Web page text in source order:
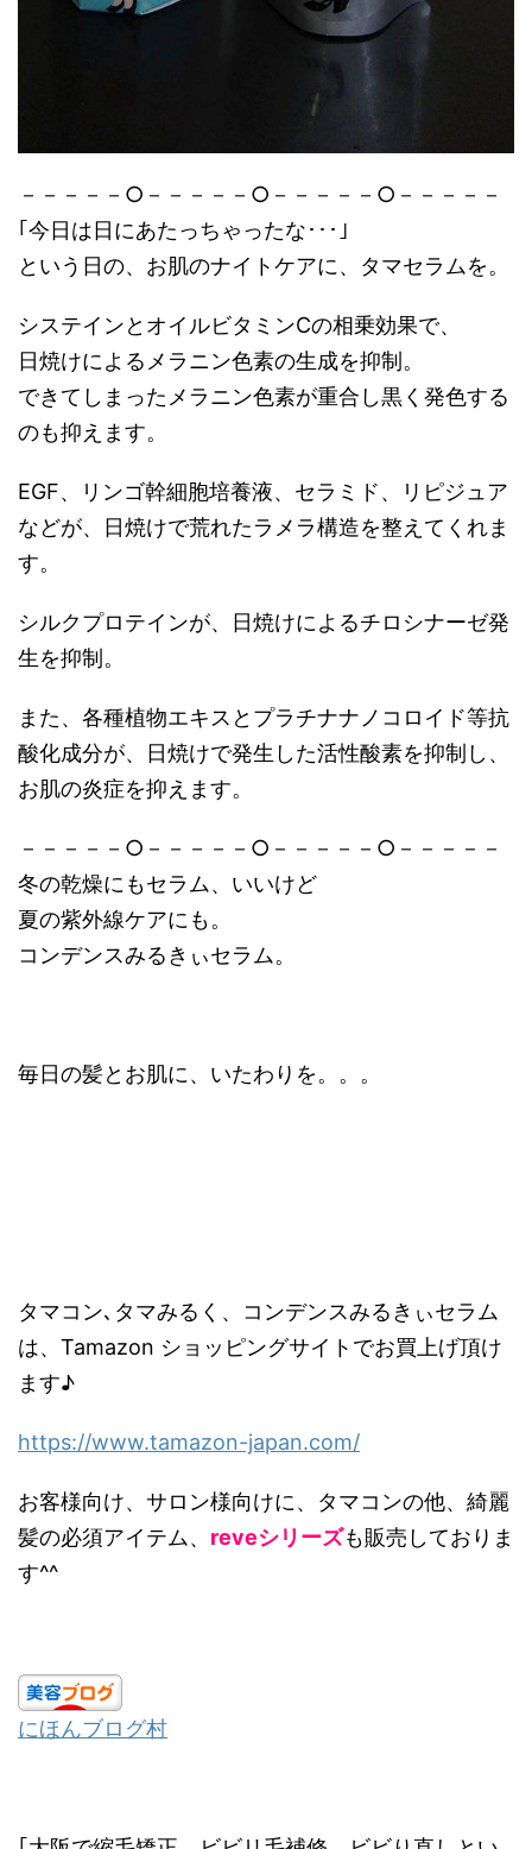
－－－－－○－－－－－○－－－－－○－－－－－
｢今日は日にあたっちゃったな･･･｣
という日の、お肌のナイトケアに、タマセラムを。
システインとオイルビタミンCの相乗効果で、
日焼けによるメラニン色素の生成を抑制。
できてしまったメラニン色素が重合し黒く発色する
のも抑えます。
EGF、リンゴ幹細胞培養液、セラミド、リピジュア
などが、日焼けで荒れたラメラ構造を整えてくれま
す。
シルクプロテインが、日焼けによるチロシナーゼ発
生を抑制。
また、各種植物エキスとプラチナナノコロイド等抗
酸化成分が、日焼けで発生した活性酸素を抑制し、
お肌の炎症を抑えます。
－－－－－○－－－－－○－－－－－○－－－－－
冬の乾燥にもセラム、いいけど
夏の紫外線ケアにも。
コンデンスみるきぃセラム。
毎日の髪とお肌に、いたわりを。。。
タマコン､タマみるく、コンデンスみるきぃセラム
は、Tamazon ショッピングサイトでお買上げ頂け
ます♪
https://www.tamazon-japan.com/
お客様向け、サロン様向けに、タマコンの他、綺麗
髪の必須アイテム、 reveシリーズも販売しておりま
す^^
にほんブログ村